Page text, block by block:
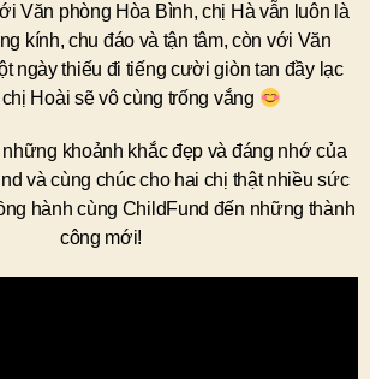
Văn phòng Hòa Bình, chị Hà vẫn luôn là
kính, chu đáo và tận tâm, còn với Văn
ngày thiếu đi tiếng cười giòn tan đầy lạc
Hoài sẽ vô cùng trống vắng
khoảnh khắc đẹp và đáng nhớ của
và cùng chúc cho hai chị thật nhiều sức
hành cùng ChildFund đến những thành
công mới!